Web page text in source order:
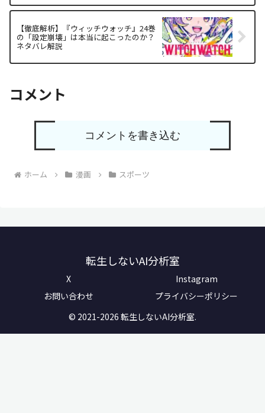
【徹底解析】『ウィッチウォッチ』24巻
の「設定崩壊」は本当に起こったのか？
ネタバレ解説
コメント
コメントを書き込む
ホーム 漫画 スポーツ
転生しないAI分析室
X
Instagram
お問い合わせ
プライバシーポリシー
© 2021-2026 転生しないAI分析室.